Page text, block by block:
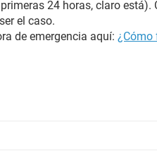
24 horas, claro está).
el caso.
de emergencia aquí: ¿Cómo